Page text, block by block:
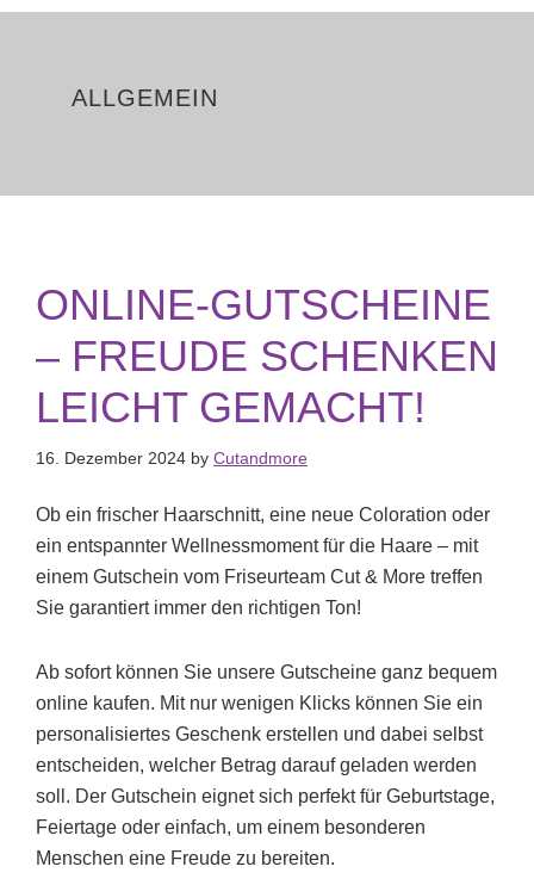
ALLGEMEIN
ONLINE-GUTSCHEINE
– FREUDE SCHENKEN
LEICHT GEMACHT!
16. Dezember 2024 by Cutandmore
Ob ein frischer Haarschnitt, eine neue Coloration oder
ein entspannter Wellnessmoment für die Haare – mit
einem Gutschein vom Friseurteam Cut & More treffen
Sie garantiert immer den richtigen Ton!
Ab sofort können Sie unsere Gutscheine ganz bequem
online kaufen. Mit nur wenigen Klicks können Sie ein
personalisiertes Geschenk erstellen und dabei selbst
entscheiden, welcher Betrag darauf geladen werden
soll. Der Gutschein eignet sich perfekt für Geburtstage,
Feiertage oder einfach, um einem besonderen
Menschen eine Freude zu bereiten.